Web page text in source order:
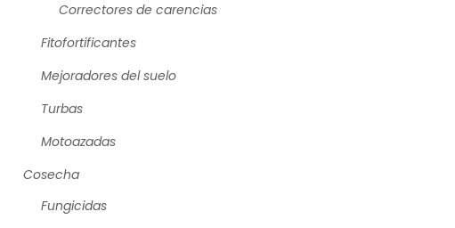
Correctores de carencias
Fitofortificantes
Mejoradores del suelo
Turbas
Motoazadas
Cosecha
Fungicidas